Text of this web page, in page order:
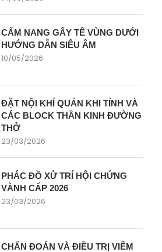
CẨM NANG GÂY TÊ VÙNG DƯỚI
HƯỚNG DẪN SIÊU ÂM
10/05/2026
ĐẶT NỘI KHÍ QUẢN KHI TỈNH VÀ
CÁC BLOCK THẦN KINH ĐƯỜNG
THỞ
23/03/2026
PHÁC ĐỒ XỬ TRÍ HỘI CHỨNG
VÀNH CẤP 2026
23/03/2026
CHẨN ĐOÁN VÀ ĐIỀU TRỊ VIÊM